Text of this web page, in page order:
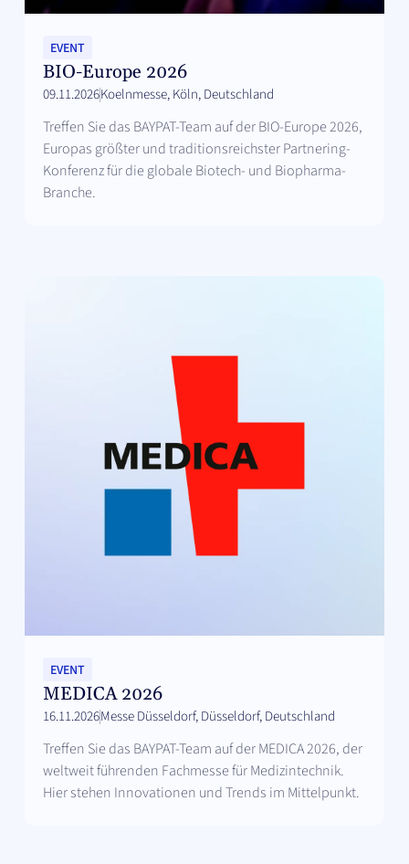
EVENT
BIO-Europe 2026
09.11.2026Koelnmesse, Köln, Deutschland
Treffen Sie das BAYPAT-Team auf der BIO-Europe 2026,
Europas größter und traditionsreichster Partnering-
Konferenz für die globale Biotech- und Biopharma-
Branche.
EVENT
MEDICA 2026
16.11.2026Messe Düsseldorf, Düsseldorf, Deutschland
Treffen Sie das BAYPAT-Team auf der MEDICA 2026, der
weltweit führenden Fachmesse für Medizintechnik.
Hier stehen Innovationen und Trends im Mittelpunkt.